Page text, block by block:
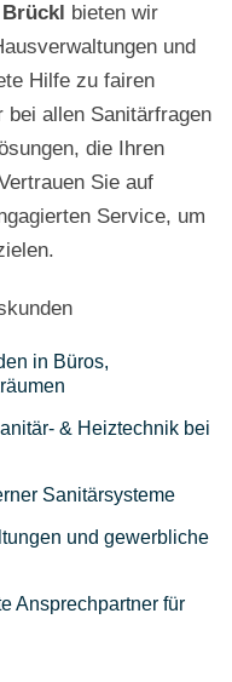
Brückl bieten wir
und
Hilfe zu fairen
bei allen Sanitärfragen
die Ihren
Sie auf
Service, um
in Büros,
& Heiztechnik bei
Sanitärsysteme
und gewerbliche
Ansprechpartner für